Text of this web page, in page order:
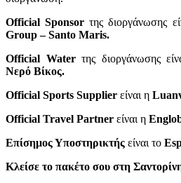
Official Sponsorτης διοργάνωσης
Group – Santo Maris.
Official Waterτης διοργάνωσης
Νερό Βίκος.
Official Sports Supplier είναι η
Official Travel Partner είναι η
Επίσημος Υποστηρικτής είναι το
Κλείσε το πακέτο σου στη